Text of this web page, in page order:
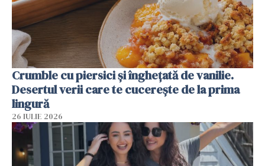
Crumble cu piersici și înghețată de vanilie.
Desertul verii care te cucerește de la prima
lingură
26 IULIE 2026